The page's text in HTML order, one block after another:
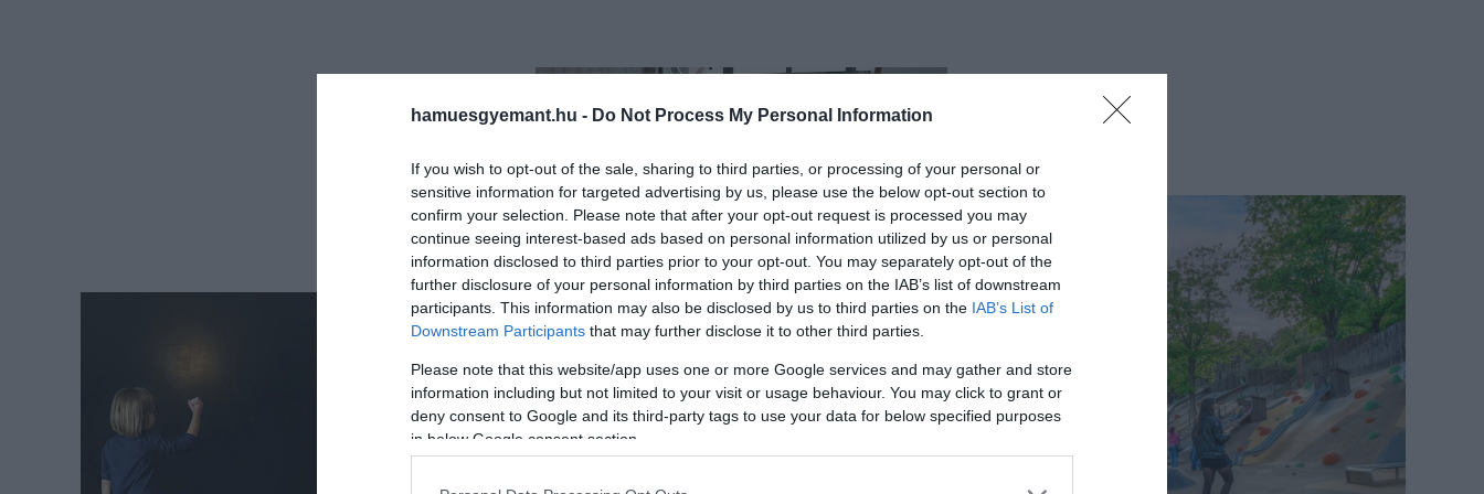
hamuesgyemant.hu - Do Not Process My Personal Information
If you wish to opt-out of the sale, sharing to third parties, or processing of your personal or
sensitive information for targeted advertising by us, please use the below opt-out section to
confirm your selection. Please note that after your opt-out request is processed you may
continue seeing interest-based ads based on personal information utilized by us or personal
information disclosed to third parties prior to your opt-out. You may separately opt-out of the
further disclosure of your personal information by third parties on the IAB’s list of downstream
participants. This information may also be disclosed by us to third parties on the IAB’s List of
Downstream Participants that may further disclose it to other third parties.
Please note that this website/app uses one or more Google services and may gather and store
information including but not limited to your visit or usage behaviour. You may click to grant or
deny consent to Google and its third-party tags to use your data for below specified purposes
in below Google consent section.2025. OKTÓBER 13. ● HAMU ÉS GYÉMÁNT
Friss házasok, figyelem: